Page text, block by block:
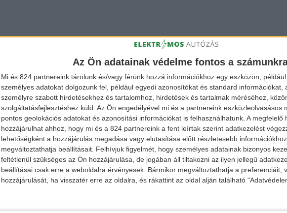
Az Ön adatainak védelme fontos a
Mi és 824 partnereink tárolunk és/vagy férünk hozzá információkhoz egy eszközön,
személyes adatokat dolgozunk fel, például egyedi azonosítókat és standard információkat,
személyre szabott hirdetésekhez és tartalomhoz, hirdetések és tartalmak méréséhez,
szolgáltatásfejlesztéshez küld. Az Ön engedélyével mi és a partnereink eszközleolvasásos
pontos geolokációs adatokat és azonosítási információkat is felhasználhatunk. A megfelelő
hozzájárulhat ahhoz, hogy mi és a 824 partnereink a fent leírtak szerint adatkezelést
lehetőségként a hozzájárulás megadása vagy elutasítása előtt részletesebb
megváltoztathatja beállításait. Felhívjuk figyelmét, hogy személyes adatainak bizonyos
feltétlenül szükséges az Ön hozzájárulása, de jogában áll tiltakozni az ilyen jellegű
beállításai csak erre a weboldalra érvényesek. Bármikor megváltoztathatja a preferenciáit,
hozzájárulását, ha visszatér erre az oldalra, és rákattint az oldal alján található
autozas.hu
autós hírekért,
kövess minket aFACEBOOKés
oldalon.